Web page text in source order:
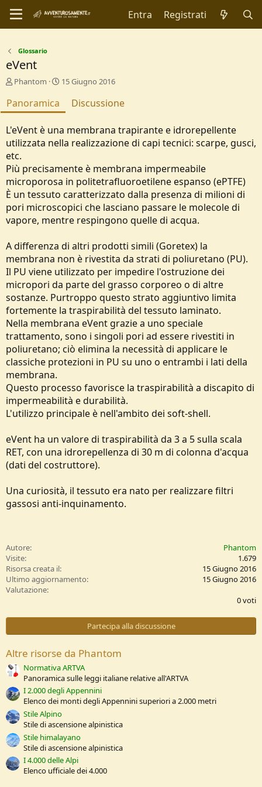
Entra Registrati
Glossario
eVent
A
t
o
e
Phantom
C
a
i
o
d
a
t
e
15 Giugno 2016
Panoramica Discussione
L'eVent è una membrana trapirante e idrorepellente
utilizzata nella realizzazione di capi tecnici: scarpe, gusci,
etc.
Più precisamente è membrana impermeabile
microporosa in politetrafluoroetilene espanso (ePTFE)
È un tessuto caratterizzato dalla presenza di milioni di
pori microscopici che lasciano passare le molecole di
vapore, mentre respingono quelle di acqua.
A differenza di altri prodotti simili (Goretex) la
membrana non è rivestita da strati di poliuretano (PU).
Il PU viene utilizzato per impedire l'ostruzione dei
micropori da parte del grasso corporeo o di altre
sostanze. Purtroppo questo strato aggiuntivo limita
fortemente la traspirabilità del tessuto laminato.
Nella membrana eVent grazie a uno speciale
trattamento, sono i singoli pori ad essere rivestiti in
poliuretano; ciò elimina la necessità di applicare le
classiche protezioni in PU su uno o entrambi i lati della
membrana.
Questo processo favorisce la traspirabilità a discapito di
impermeabilità e durabilità.
L'utilizzo principale è nell'ambito dei soft-shell.
eVent ha un valore di traspirabilità da 3 a 5 sulla scala
RET, con una idrorepellenza di 30 m di colonna d'acqua
(dati del costruttore).
Una curiosità, il tessuto era nato per realizzare filtri
gassosi anti-inquinamento.
Autore
Phantom
Visite
1.679
Risorsa creata il
15 Giugno 2016
Ultimo aggiornamento
15 Giugno 2016
Valutazione
,
0
0
t
0 voti
Partecipa alla discussione
Altre risorse da Phantom
Normativa ARTVA
Panoramica sulle leggi italiane relative all'ARTVA
I 2.000 degli Appennini
Elenco dei monti degli Appennini superiori a 2.000 metri
Stile Alpino
Stile di ascensione alpinistica
Stile himalayano
Stile di ascensione alpinistica
I 4.000 delle Alpi
Elenco ufficiale dei 4.000